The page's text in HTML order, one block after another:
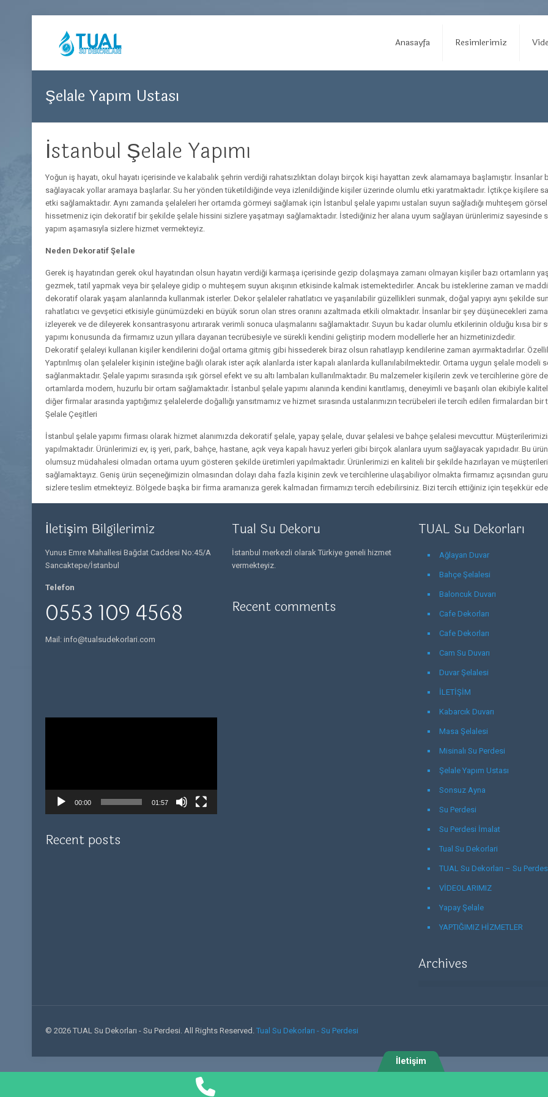
Anasayfa Resimlerimiz
Şelale Yapım Ustası
İstanbul Şelale Yapımı
Yoğun iş hayatı, okul hayatı içerisinde ve kalabalık şehrin verdiği rahatsızlıktan dolayı birçok kişi hayattan zevk alamamaya başlamıştır.
sağlayacak yollar aramaya başlarlar. Su her yönden tüketildiğinde veya izlenildiğinde kişiler üzerinde olumlu etki yaratmaktadır. İçtikçe kişilere
etki sağlamaktadır. Aynı zamanda şelaleleri her ortamda görmeyi sağlamak için İstanbul şelale yapımı ustaları suyun sağladığı muhteşem
hissetmeniz için dekoratif bir şekilde şelale hissini sizlere yaşatmayı sağlamaktadır. İstediğiniz her alana uyum sağlayan ürünlerimiz sayesinde
yapım aşamasıyla sizlere hizmet vermekteyiz.
Neden Dekoratif Şelale
Gerek iş hayatından gerek okul hayatından olsun hayatın verdiği karmaşa içerisinde gezip dolaşmaya zamanı olmayan kişiler bazı ortamların
gezmek, tatil yapmak veya bir şelaleye gidip o muhteşem suyun akışının etkisinde kalmak istemektedirler. Ancak bu isteklerine zaman ve
dekoratif olarak yaşam alanlarında kullanmak isterler. Dekor şelaleler rahatlatıcı ve yaşanılabilir güzellikleri sunmak, doğal yapıyı aynı şekilde
rahatlatıcı ve gevşetici etkisiyle günümüzdeki en büyük sorun olan stres oranını azaltmada etkili olmaktadır. İnsanlar bir şey düşünecekleri
izleyerek ve de dileyerek konsantrasyonu artırarak verimli sonuca ulaşmalarını sağlamaktadır. Suyun bu kadar olumlu etkilerinin olduğu kısa
yapımı konusunda da firmamız uzun yıllara dayanan tecrübesiyle ve sürekli kendini geliştirip modern modellerle her an hizmetinizdedir.
Dekoratif şelaleyi kullanan kişiler kendilerini doğal ortama gitmiş gibi hissederek biraz olsun rahatlayıp kendilerine zaman ayırmaktadırlar.
Yaptırılmış olan şelaleler kişinin isteğine bağlı olarak ister açık alanlarda ister kapalı alanlarda kullanılabilmektedir. Ortama uygun şelale modeli
sağlanmaktadır. Şelale yapımı sırasında ışık görsel efekt ve su altı lambaları kullanılmaktadır. Bu malzemeler kişilerin zevk ve tercihlerine
ortamlarda modern, huzurlu bir ortam sağlamaktadır. İstanbul şelale yapımı alanında kendini kanıtlamış, deneyimli ve başarılı olan ekibiyle
diğer firmalar arasında yaptığımız şelalelerde doğallığı yansıtmamız ve hizmet sırasında ustalarımızın tecrübeleri ile tercih edilen firmalardan bir
Şelale Çeşitleri
İstanbul şelale yapımı firması olarak hizmet alanımızda dekoratif şelale, yapay şelale, duvar şelalesi ve bahçe şelalesi mevcuttur.
yapılmaktadır. Ürünlerimizi ev, iş yeri, park, bahçe, hastane, açık veya kapalı havuz yerleri gibi birçok alanlara uyum sağlayacak yapıdadır. Bu
olumsuz müdahalesi olmadan ortama uyum gösteren şekilde üretimleri yapılmaktadır. Ürünlerimizi en kaliteli bir şekilde hazırlayan ve
sağlamaktayız. Geniş ürün seçeneğimizin olmasından dolayı daha fazla kişinin zevk ve tercihlerine ulaşabiliyor olmakta firmamız açısından
sizlere teslim etmekteyiz. Bölgede başka bir firma aramanıza gerek kalmadan firmamızı tercih edebilirsiniz. Bizi tercih ettiğiniz için teşekkür
İletişim Bilgilerimiz
Yunus Emre Mahallesi Bağdat Caddesi No:45/A
Sancaktepe/İstanbul
Telefon
0553 109 4568
Mail: info@tualsudekorlari.com
00:00 01:57
Recent posts
Tual Su Dekoru
İstanbul merkezli olarak Türkiye geneli hizmet
vermekteyiz.
Recent comments
TUAL Su Dekorları
Ağlayan Duvar
Bahçe Şelalesi
Baloncuk Duvarı
Cafe Dekorları
Cafe Dekorları
Cam Su Duvarı
Duvar Şelalesi
İLETİŞİM
Kabarcık Duvarı
Masa Şelalesi
Misinalı Su Perdesi
Şelale Yapım Ustası
Sonsuz Ayna
Su Perdesi
Su Perdesi İmalat
Tual Su Dekorlari
TUAL Su Dekorları – Su
VİDEOLARIMIZ
Yapay Şelale
YAPTIĞIMIZ HİZMETLER
Archives
© 2026 TUAL Su Dekorları - Su Perdesi. All Rights Reserved.Tual Su Dekorları - Su Perdesi
İletişim